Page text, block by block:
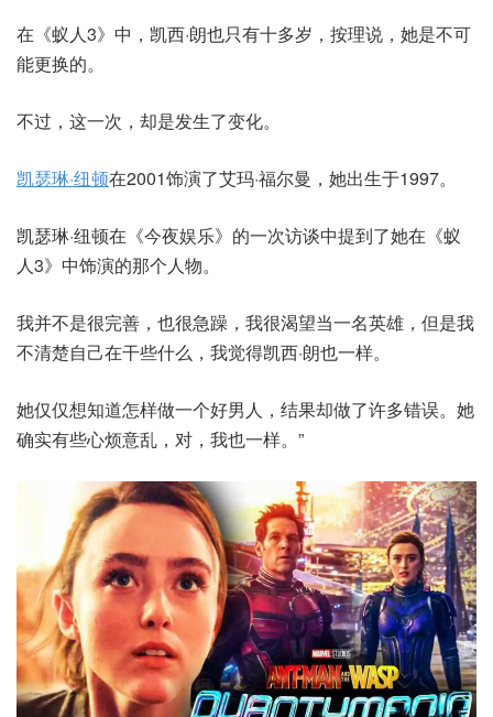
在《蚁人3》中，凯西·朗也只有十多岁，按理说，她是不可
能更换的。
不过，这一次，却是发生了变化。
凯瑟琳·纽顿在2001饰演了艾玛·福尔曼，她出生于1997。
凯瑟琳·纽顿在《今夜娱乐》的一次访谈中提到了她在《蚁
人3》中饰演的那个人物。
我并不是很完善，也很急躁，我很渴望当一名英雄，但是我
不清楚自己在干些什么，我觉得凯西·朗也一样。
她仅仅想知道怎样做一个好男人，结果却做了许多错误。她
确实有些心烦意乱，对，我也一样。”